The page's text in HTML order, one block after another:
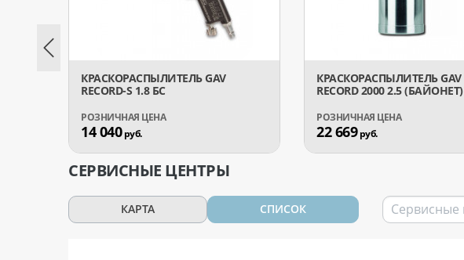
КРАСКОРАСПЫЛИТЕЛЬ GAV
RECORD-S 1.8 БС
14 040руб.
КРАСКОРАСПЫЛИТЕЛЬ GAV
RECORD 2000 2.5 (БАЙОНЕТ)
22 669руб.
СЕРВИСНЫЕ ЦЕНТРЫ
КАРТА СПИСОК